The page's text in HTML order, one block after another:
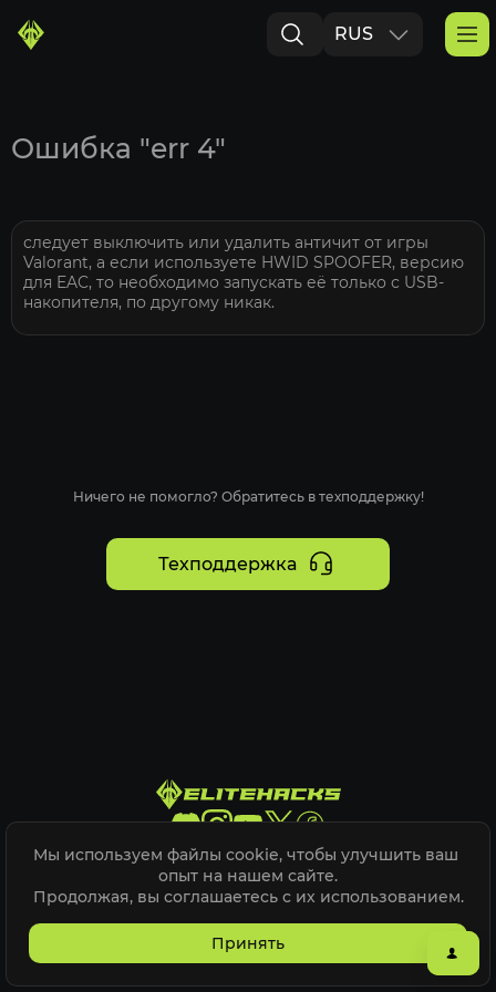
RUS
Ошибка "err 4"
следует выключить или удалить античит от игры
Valorant, а если используете HWID SPOOFER, версию
для EAC, то необходимо запускать её только с USB-
накопителя, по другому никак.
Ничего не помогло? Обратитесь в техподдержку!
Техподдержка
Мы используем файлы cookie, чтобы улучшить ваш
опыт на нашем сайте.
Продолжая, вы соглашаетесь с их использованием.
Принять
Elite Hacks @2026
ELITEPVPERS